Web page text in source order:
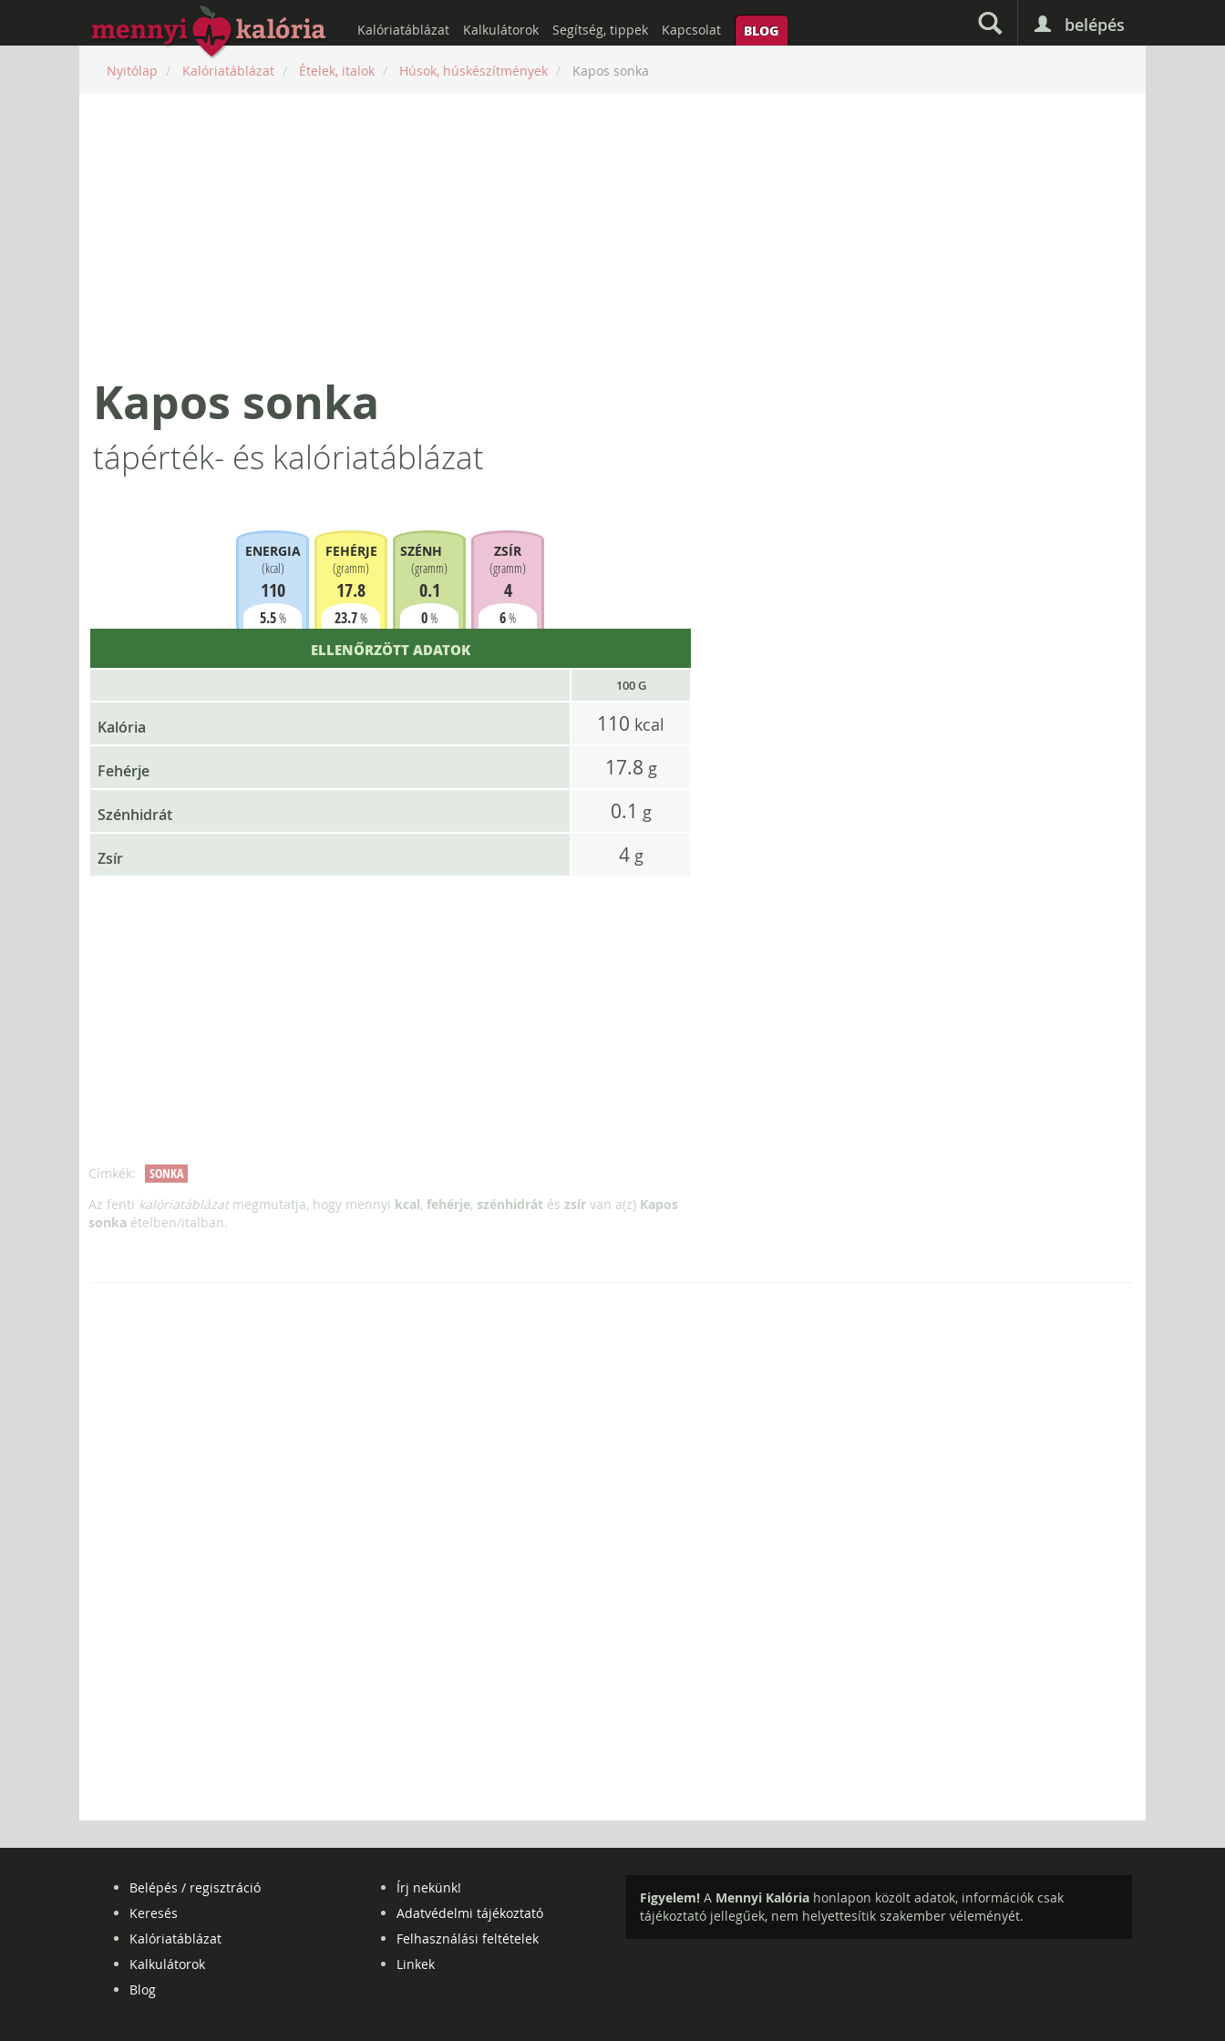
belépés
Kalóriatáblázat Kalkulátorok Segítség, tippek Kapcsolat BLOG
Nyitólap Kalóriatáblázat Ételek, italok Húsok, húskészítmények Kapos sonka
Kapos sonka
tápérték- és kalóriatáblázat
ENERGIA
(kcal)
110
5.5%
FEHÉRJE
(gramm)
17.8
23.7%
SZÉNHIDRÁT
(gramm)
0.1
0%
ZSÍR
(gramm)
4
6%
ELLENŐRZÖTT ADATOK
100 G
Kalória 110 kcal
Fehérje 17.8 g
Szénhidrát 0.1 g
Zsír 4 g
Címkék:
SONKA
Az fenti kalóriatáblázatmegmutatja, hogy mennyi kcal, fehérje, szénhidrát és zsír van a(z) Kapos
sonka ételben/italban.
Belépés / regisztráció
Keresés
Kalóriatáblázat
Kalkulátorok
Blog
Írj nekünk!
Adatvédelmi tájékoztató
Felhasználási feltételek
Linkek
Figyelem! A Mennyi Kalória honlapon közölt adatok, információk csak
tájékoztató jellegűek, nem helyettesítik szakember véleményét.